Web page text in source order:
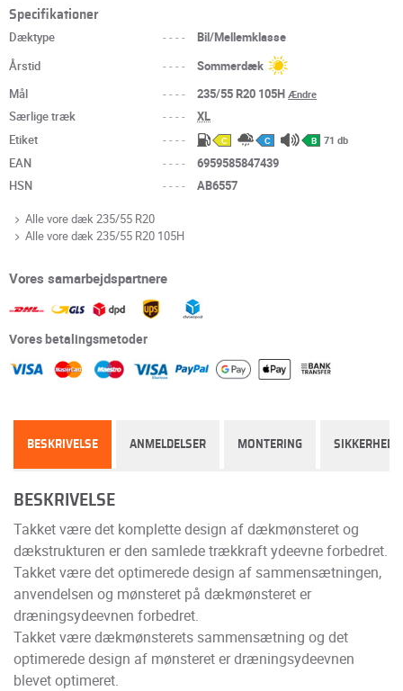
Specifikationer
Dæktype ----
Bil/Mellemklasse
Årstid
----
Sommerdæk
Mål
---- 235/55 R20 105HÆndre
Særlige træk ----
XL
Etiket
---- C C B 71 db
EAN ----
6959585847439
HSN
---- AB6557
Alle vore dæk 235/55 R20
Alle vore dæk 235/55 R20 105H
Vores samarbejdspartnere
Vores betalingsmetoder
BESKRIVELSE ANMELDELSER MONTERING SIKKERHED
BESKRIVELSE
Takket være det komplette design af dækmønsteret og
dækstrukturen er den samlede trækkraft ydeevne forbedret.
Takket være det optimerede design af sammensætningen,
anvendelsen og mønsteret på dækmønsteret er
dræningsydeevnen forbedret.
Takket være dækmønsterets sammensætning og det
optimerede design af mønsteret er dræningsydeevnen
blevet optimeret.